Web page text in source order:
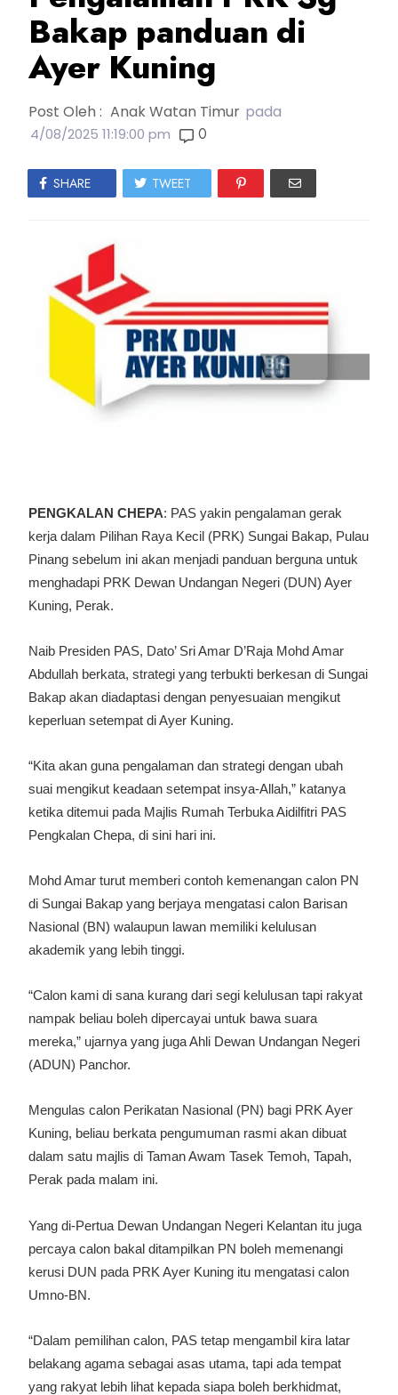
Bakap panduan di
Ayer Kuning
Post Oleh : Anak Watan Timur pada
4/08/2025 11:19:00 pm 0
SHARE TWEET
PENGKALAN CHEPA: PAS yakin pengalaman gerak
kerja dalam Pilihan Raya Kecil (PRK) Sungai Bakap, Pulau
Pinang sebelum ini akan menjadi panduan berguna untuk
menghadapi PRK Dewan Undangan Negeri (DUN) Ayer
Kuning, Perak.
Naib Presiden PAS, Dato’ Sri Amar D’Raja Mohd Amar
Abdullah berkata, strategi yang terbukti berkesan di Sungai
Bakap akan diadaptasi dengan penyesuaian mengikut
keperluan setempat di Ayer Kuning.
“Kita akan guna pengalaman dan strategi dengan ubah
suai mengikut keadaan setempat insya-Allah,” katanya
ketika ditemui pada Majlis Rumah Terbuka Aidilfitri PAS
Pengkalan Chepa, di sini hari ini.
Mohd Amar turut memberi contoh kemenangan calon PN
di Sungai Bakap yang berjaya mengatasi calon Barisan
Nasional (BN) walaupun lawan memiliki kelulusan
akademik yang lebih tinggi.
“Calon kami di sana kurang dari segi kelulusan tapi rakyat
nampak beliau boleh dipercayai untuk bawa suara
mereka,” ujarnya yang juga Ahli Dewan Undangan Negeri
(ADUN) Panchor.
Mengulas calon Perikatan Nasional (PN) bagi PRK Ayer
Kuning, beliau berkata pengumuman rasmi akan dibuat
dalam satu majlis di Taman Awam Tasek Temoh, Tapah,
Perak pada malam ini.
Yang di-Pertua Dewan Undangan Negeri Kelantan itu juga
percaya calon bakal ditampilkan PN boleh memenangi
kerusi DUN pada PRK Ayer Kuning itu mengatasi calon
Umno-BN.
“Dalam pemilihan calon, PAS tetap mengambil kira latar
belakang agama sebagai asas utama, tapi ada tempat
yang rakyat lebih lihat kepada siapa boleh berkhidmat,